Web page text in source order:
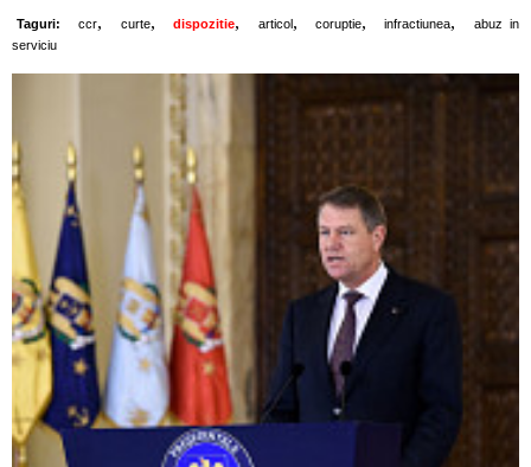
Taguri: ccr, curte, dispozitie, articol, coruptie, infractiunea,
abuz in
serviciu